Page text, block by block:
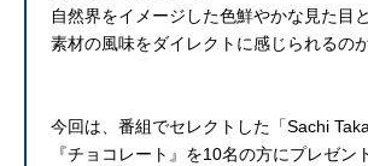
自然界をイメージした色鮮やかな見た目と
素材の風味をダイレクトに感じられるの
今回は、番組でセレクトした「Sachi
『チョコレート』を10名の方にプレゼン